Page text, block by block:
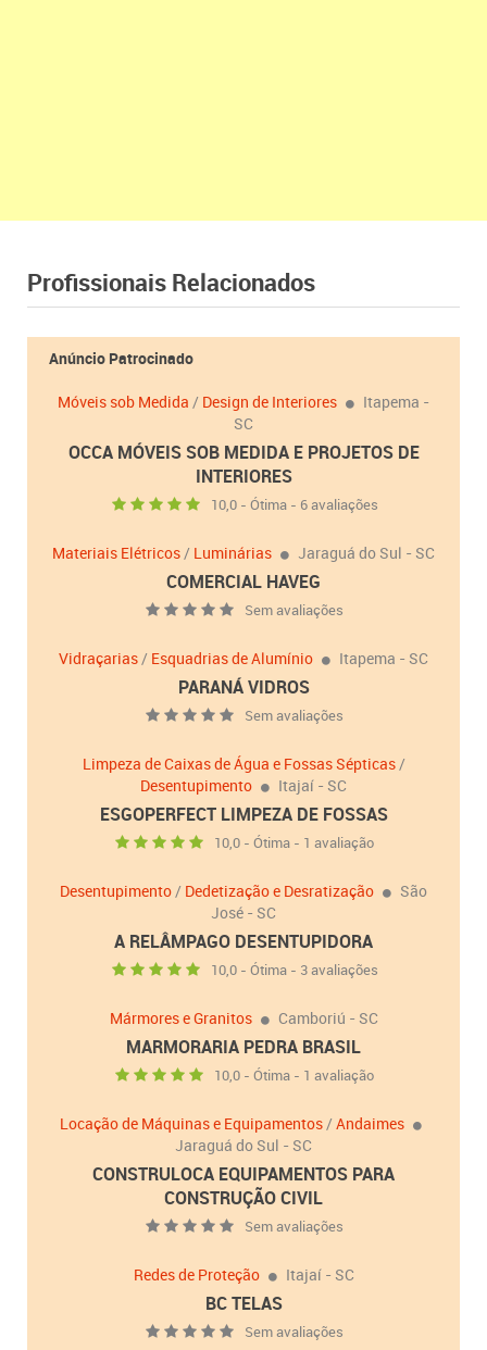
Profissionais Relacionados
Anúncio Patrocinado
Móveis sob Medida / Design de Interiores
Itapema -
SC
OCCA MÓVEIS SOB MEDIDA E PROJETOS DE
INTERIORES
10,0 - Ótima - 6 avaliações
Materiais Elétricos/ Luminárias Jaraguá do Sul - SC
COMERCIAL HAVEG
Sem avaliações
Vidraçarias/ Esquadrias de Alumínio Itapema - SC
PARANÁ VIDROS
Sem avaliações
Limpeza de Caixas de Água e Fossas Sépticas/
Desentupimento
Itajaí - SC
ESGOPERFECT LIMPEZA DE FOSSAS
10,0 - Ótima - 1 avaliação
Desentupimento/ Dedetização e Desratização
São
José - SC
A RELÂMPAGO DESENTUPIDORA
10,0 - Ótima - 3 avaliações
Mármores e Granitos Camboriú - SC
MARMORARIA PEDRA BRASIL
10,0 - Ótima - 1 avaliação
Locação de Máquinas e Equipamentos/Andaimes
Jaraguá do Sul - SC
CONSTRULOCA EQUIPAMENTOS PARA
CONSTRUÇÃO CIVIL
Sem avaliações
Redes de Proteção Itajaí - SC
BC TELAS
Sem avaliações